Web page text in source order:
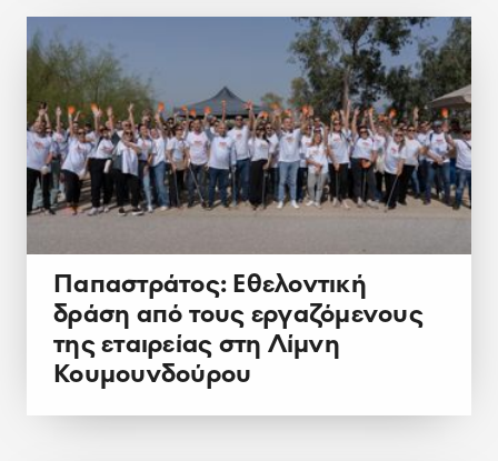
Παπαστράτος: Εθελοντική
δράση από τους εργαζόμενους
της εταιρείας στη Λίμνη
Κουμουνδούρου